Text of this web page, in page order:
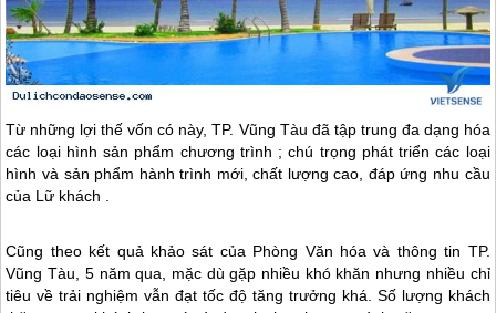
Từ những lợi thế vốn có này, TP. Vũng Tàu đã tập trung đa dạng hóa
các loại hình sản phẩm chương trình ; chú trọng phát triển các loại
hình và sản phẩm hành trình mới, chất lượng cao, đáp ứng nhu cầu
của Lữ khách .
Cũng theo kết quả khảo sát của Phòng Văn hóa và thông tin TP.
Vũng Tàu, 5 năm qua, mặc dù gặp nhiều khó khăn nhưng nhiều chỉ
tiêu về trải nghiệm vẫn đạt tốc độ tăng trưởng khá. Số lượng khách